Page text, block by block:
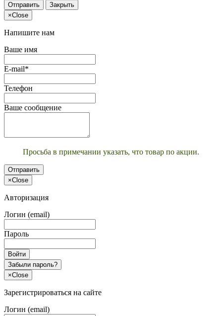
Отправить
Закрыть
×Close
Напишите нам
Ваше имя
E-mail*
Телефон
Ваше сообщение
Просьба в примечании указать, что товар по акции.
Отправить
×Close
Авторизация
Логин (email)
Пароль
Войти
Забыли пароль?
×Close
Зарегистрироваться на сайте
Логин (email)